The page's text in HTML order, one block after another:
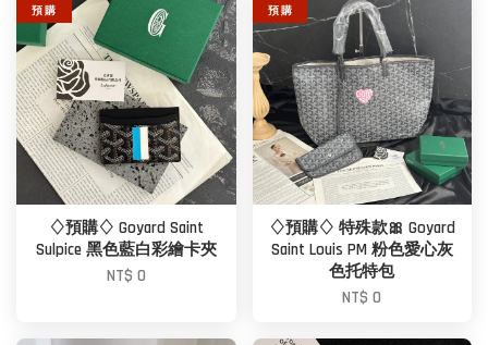
預 購
♢預購♢ Goyard Saint
Sulpice 黑色藍白彩繪卡夾
NT$ 0
預 購
♢預購♢ 特殊款🎀 Goyard
Saint Louis PM 粉色愛心灰
色托特包
NT$ 0